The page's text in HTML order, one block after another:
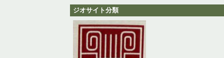
ジオサイト分類